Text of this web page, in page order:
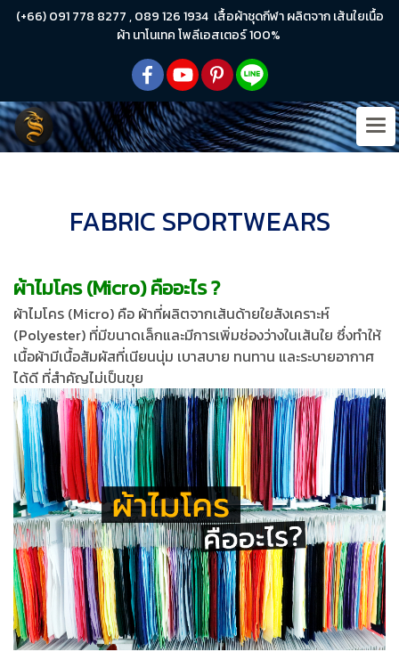
(+66) 091 778 8277 , 089 126 1934 เสื้อผ้าชุดกีฬา ผลิตจาก เส้นใยเนื้อ
ผ้า นาโนเทค โพลีเอสเตอร์ 100%
FABRIC SPORTWEARS
ผ้าไมโคร (Micro) คืออะไร ?
ผ้าไมโคร (Micro) คือ ผ้าที่ผลิตจากเส้นด้ายใยสังเคราะห์
(Polyester) ที่มีขนาดเล็กและมีการเพิ่มช่องว่างในเส้นใย ซึ่งทำให้
เนื้อผ้ามีเนื้อสัมผัสที่เนียนนุ่ม เบาสบาย ทนทาน และระบายอากาศ
ได้ดี ที่สำคัญไม่เป็นขุย